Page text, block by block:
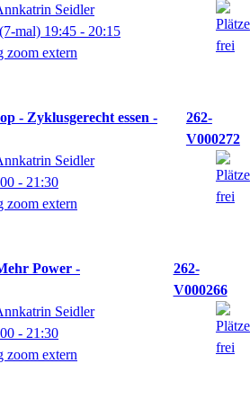
Seidler
(7-mal) 19:45 - 20:15
zoom extern
- Zyklusgerecht essen -
262-
V000272
Seidler
- 21:30
zoom extern
Power -
262-
V000266
Seidler
- 21:30
zoom extern